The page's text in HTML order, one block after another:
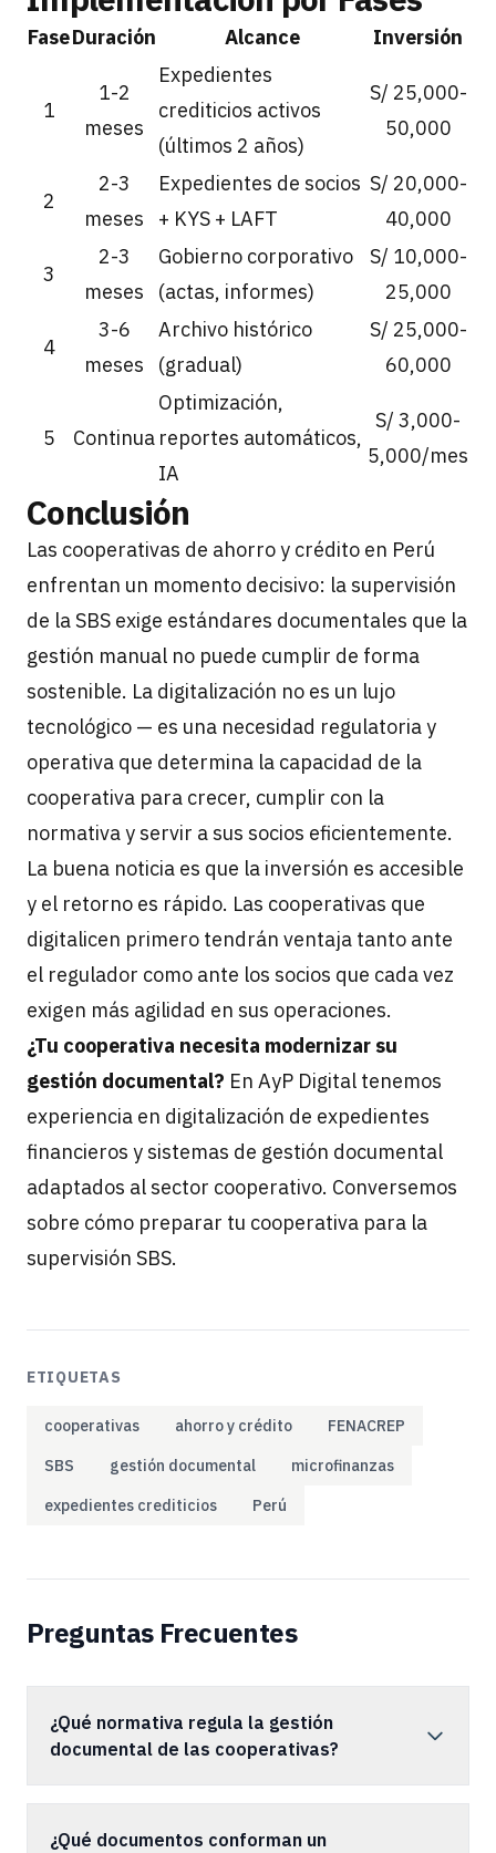
FaseDuración Alcance Inversión
1
1-2
meses
Expedientes
crediticios activos
(últimos 2 años)
S/ 25,000-
50,000
2
2-3
meses
Expedientes de socios
+ KYS + LAFT
S/ 20,000-
40,000
3
2-3
meses
Gobierno corporativo
(actas, informes)
S/ 10,000-
25,000
4
3-6
meses
Archivo histórico
(gradual)
S/ 25,000-
60,000
5 Continua
Optimización,
reportes automáticos,
IA
S/ 3,000-
5,000/mes
Conclusión
Las cooperativas de ahorro y crédito en Perú
enfrentan un momento decisivo: la supervisión
de la SBS exige estándares documentales que la
gestión manual no puede cumplir de forma
sostenible. La digitalización no es un lujo
tecnológico — es una necesidad regulatoria y
operativa que determina la capacidad de la
cooperativa para crecer, cumplir con la
normativa y servir a sus socios eficientemente.
La buena noticia es que la inversión es accesible
y el retorno es rápido. Las cooperativas que
digitalicen primero tendrán ventaja tanto ante
el regulador como ante los socios que cada vez
exigen más agilidad en sus operaciones.
¿Tu cooperativa necesita modernizar su
gestión documental? En AyP Digital tenemos
experiencia en digitalización de expedientes
financieros y sistemas de gestión documental
adaptados al sector cooperativo. Conversemos
sobre cómo preparar tu cooperativa para la
supervisión SBS.
ETIQUETAS
cooperativas ahorro y crédito
FENACREP
SBS
gestión documental
microfinanzas
expedientes crediticios
Perú
Preguntas Frecuentes
¿Qué normativa regula la gestión
documental de las cooperativas?
¿Qué documentos conforman un